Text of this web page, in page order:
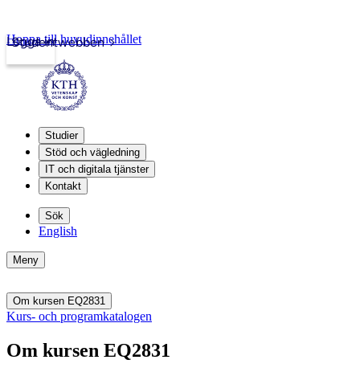
Studentwebben
Logga in
Hoppa till huvudinnehållet
Studier
Stöd och vägledning
IT och digitala tjänster
Kontakt
Sök
English
Meny
Om kursen EQ2831
Kurs- och programkatalogen
Om kursen EQ2831